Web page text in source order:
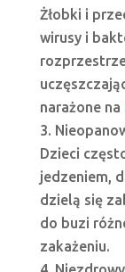
Żłobki i
wirusy i
narażone na
Dzieci
jedzeniem,
dzielą się
do buzi
zakażeniu.